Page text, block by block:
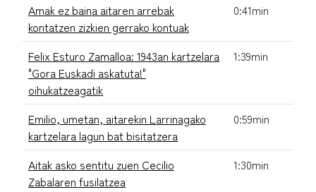
Amak ez baina aitaren arrebak
kontatzen zizkien gerrako kontuak
0:41min
Felix Esturo Zamalloa: 1943an kartzelara
"Gora Euskadi askatuta!"
oihukatzeagatik
1:39min
Emilio, umetan, aitarekin Larrinagako
kartzelara lagun bat bisitatzera
0:59min
Aitak asko sentitu zuen Cecilio
Zabalaren fusilatzea
1:30min